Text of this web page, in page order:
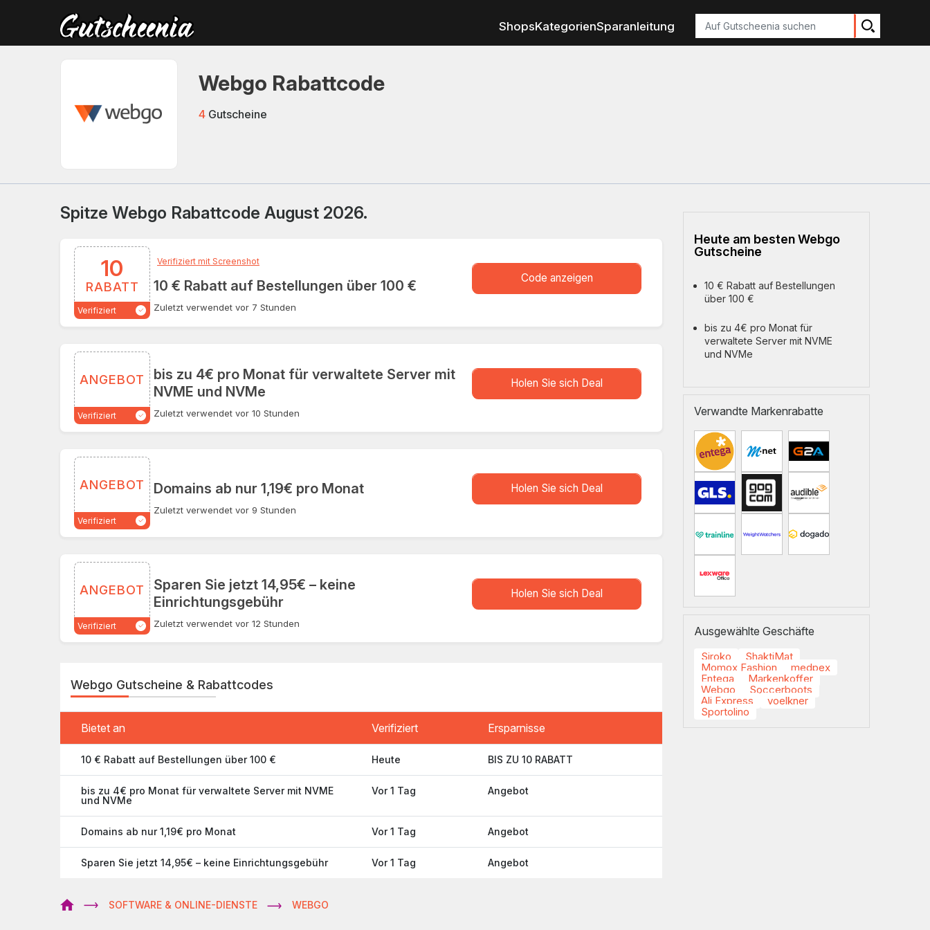
ShopsKategorienSparanleitung
Suchen
Webgo Rabattcode
4 Gutscheine
Spitze Webgo Rabattcode August 2026.
10
RABATT
Verifiziert
Verifiziert mit Screenshot
10 € Rabatt auf Bestellungen über 100 €
Zuletzt verwendet vor 7 Stunden
Code anzeigenXXXXKQC
ANGEBOT
Verifiziert
bis zu 4€ pro Monat für verwaltete Server mit
NVME und NVMe
Zuletzt verwendet vor 10 Stunden
Holen Sie sich Dealstore.Deal
ANGEBOT
Verifiziert
Domains ab nur 1,19€ pro Monat
Zuletzt verwendet vor 9 Stunden
Holen Sie sich Dealstore.Deal
ANGEBOT
Verifiziert
Sparen Sie jetzt 14,95€ – keine
Einrichtungsgebühr
Zuletzt verwendet vor 12 Stunden
Holen Sie sich Dealstore.Deal
Webgo Gutscheine & Rabattcodes
Bietet an Verifiziert Ersparnisse
10 € Rabatt auf Bestellungen über 100 € Heute BIS ZU 10 RABATT
bis zu 4€ pro Monat für verwaltete Server mit NVME
und NVMe
Vor 1 Tag Angebot
Domains ab nur 1,19€ pro Monat Vor 1 Tag Angebot
Sparen Sie jetzt 14,95€ – keine Einrichtungsgebühr Vor 1 Tag Angebot
SOFTWARE & ONLINE-DIENSTE WEBGO
Heute am besten Webgo
Gutscheine
10 € Rabatt auf Bestellungen
über 100 €
bis zu 4€ pro Monat für
verwaltete Server mit NVME
und NVMe
Verwandte Markenrabatte
Ausgewählte Geschäfte
Siroko
ShaktiMat
Momox Fashion
medpex
Entega
Markenkoffer
Webgo
Soccerboots
Ali Express
voelkner
Sportolino